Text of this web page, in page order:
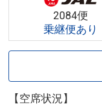
2084便
乗継便あり
【空席状況】